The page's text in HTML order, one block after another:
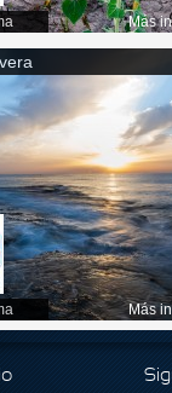
Más
Más